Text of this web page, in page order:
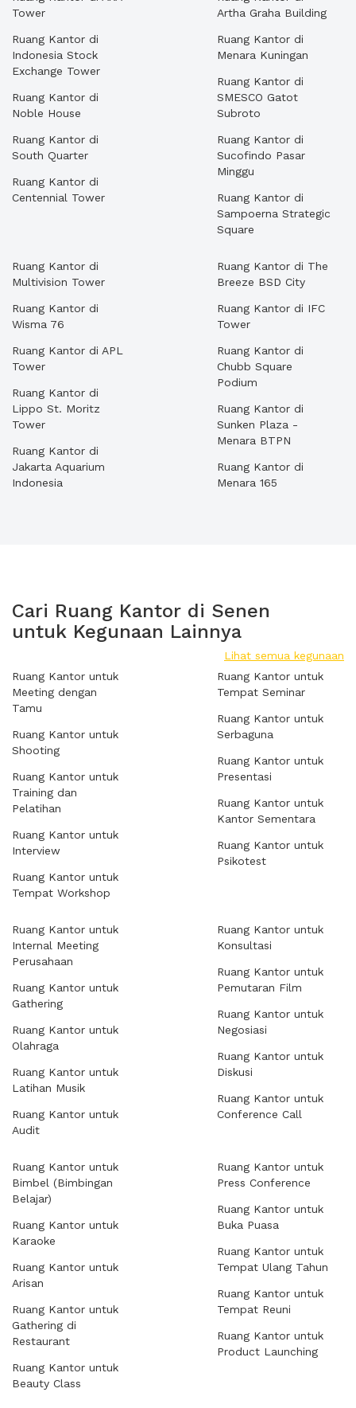
Tower
Ruang Kantor di
Indonesia Stock
Exchange Tower
Ruang Kantor di
Noble House
Ruang Kantor di
South Quarter
Ruang Kantor di
Centennial Tower
Artha Graha Building
Ruang Kantor di
Menara Kuningan
Ruang Kantor di
SMESCO Gatot
Subroto
Ruang Kantor di
Sucofindo Pasar
Minggu
Ruang Kantor di
Sampoerna Strategic
Square
Ruang Kantor di
Multivision Tower
Ruang Kantor di
Wisma 76
Ruang Kantor di APL
Tower
Ruang Kantor di
Lippo St. Moritz
Tower
Ruang Kantor di
Jakarta Aquarium
Indonesia
Ruang Kantor di The
Breeze BSD City
Ruang Kantor di IFC
Tower
Ruang Kantor di
Chubb Square
Podium
Ruang Kantor di
Sunken Plaza -
Menara BTPN
Ruang Kantor di
Menara 165
Cari Ruang Kantor di Senen
untuk Kegunaan Lainnya
Lihat semua kegunaan
Ruang Kantor untuk
Meeting dengan
Tamu
Ruang Kantor untuk
Shooting
Ruang Kantor untuk
Training dan
Pelatihan
Ruang Kantor untuk
Interview
Ruang Kantor untuk
Tempat Workshop
Ruang Kantor untuk
Tempat Seminar
Ruang Kantor untuk
Serbaguna
Ruang Kantor untuk
Presentasi
Ruang Kantor untuk
Kantor Sementara
Ruang Kantor untuk
Psikotest
Ruang Kantor untuk
Internal Meeting
Perusahaan
Ruang Kantor untuk
Gathering
Ruang Kantor untuk
Olahraga
Ruang Kantor untuk
Latihan Musik
Ruang Kantor untuk
Audit
Ruang Kantor untuk
Konsultasi
Ruang Kantor untuk
Pemutaran Film
Ruang Kantor untuk
Negosiasi
Ruang Kantor untuk
Diskusi
Ruang Kantor untuk
Conference Call
Ruang Kantor untuk
Bimbel (Bimbingan
Belajar)
Ruang Kantor untuk
Karaoke
Ruang Kantor untuk
Arisan
Ruang Kantor untuk
Gathering di
Restaurant
Ruang Kantor untuk
Beauty Class
Ruang Kantor untuk
Press Conference
Ruang Kantor untuk
Buka Puasa
Ruang Kantor untuk
Tempat Ulang Tahun
Ruang Kantor untuk
Tempat Reuni
Ruang Kantor untuk
Product Launching